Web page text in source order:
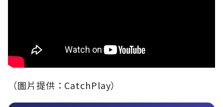
（圖片提供：CatchPlay）